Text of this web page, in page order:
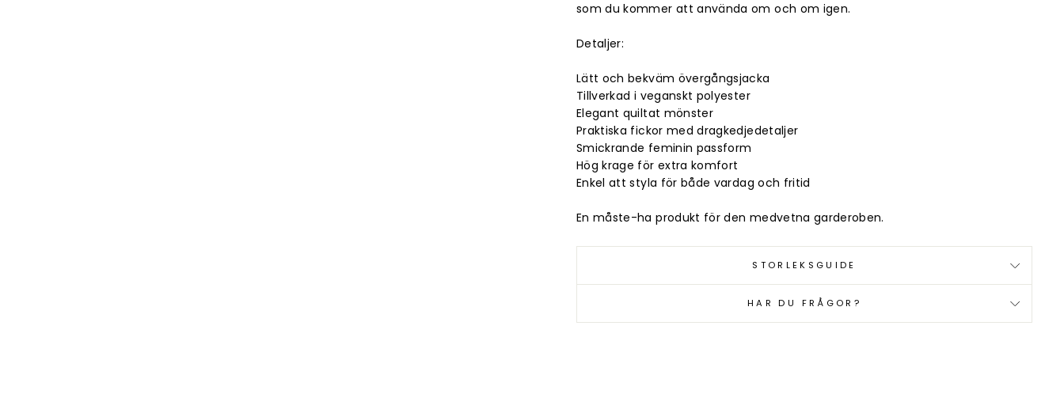
ANMÄL DIG TILL VÅRT
NYHETSBREV
och få ett mail med en
POSTADRESS
(esc)"
som du kommer att använda om och om igen.
Detaljer:
Lätt och bekväm övergångsjacka
Tillverkad i veganskt polyester
Elegant quiltat mönster
Praktiska fickor med dragkedjedetaljer
Smickrande feminin passform
Hög krage för extra komfort
Enkel att styla för både vardag och fritid
En måste-ha produkt för den medvetna garderoben.
STORLEKSGUIDE
HAR DU FRÅGOR?